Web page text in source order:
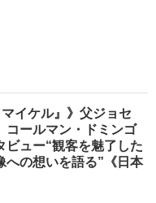
イケル』》父ジョセ
コールマン・ドミンゴ
ビュー“観客を魅了した
への想いを語る”《日本